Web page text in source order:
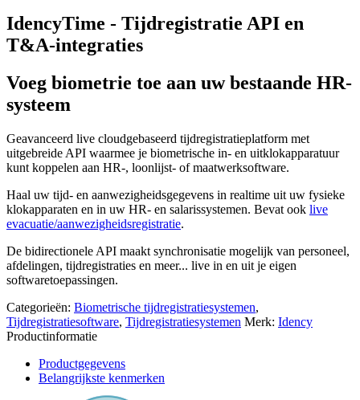
IdencyTime - Tijdregistratie API en
T&A-integraties
Voeg biometrie toe aan uw bestaande HR-
systeem
Geavanceerd live cloudgebaseerd tijdregistratieplatform met
uitgebreide API waarmee je biometrische in- en uitklokapparatuur
kunt koppelen aan HR-, loonlijst- of maatwerksoftware.
Haal uw tijd- en aanwezigheidsgegevens in realtime uit uw fysieke
klokapparaten en in uw HR- en salarissystemen. Bevat ook live
evacuatie/aanwezigheidsregistratie.
De bidirectionele API maakt synchronisatie mogelijk van personeel,
afdelingen, tijdregistraties en meer... live in en uit je eigen
softwaretoepassingen.
Categorieën: Biometrische tijdregistratiesystemen,
Tijdregistratiesoftware, Tijdregistratiesystemen Merk: Idency
Productinformatie
Productgegevens
Belangrijkste kenmerken